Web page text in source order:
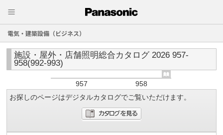
電気・建築設備（ビジネス）
施設・屋外・店舗照明総合カタログ 2026 957-
958(992-993)
957
958
お探しのページはデジタルカタログでご覧いただけます。